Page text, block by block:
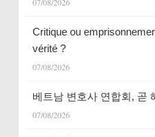
Critique ou
vérité ?
07/08/2026
베트남 변호사 연합회, 곧
07/08/2026